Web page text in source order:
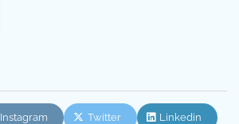
Instagram Twitter Linkedin